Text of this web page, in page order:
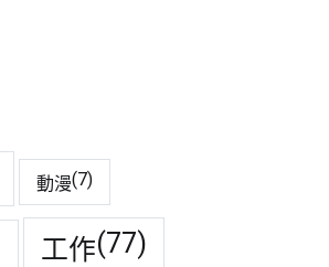
動漫(7)
工作(77)